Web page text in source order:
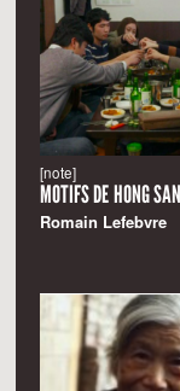
[note]
MOTIFS DE HONG
Romain Lefebvre